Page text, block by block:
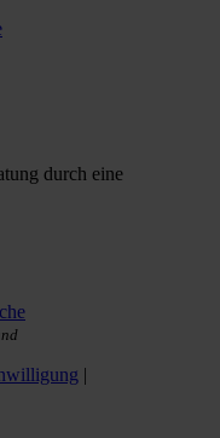
durch eine
|